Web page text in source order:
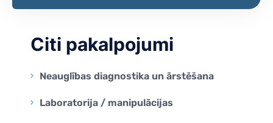
Citi pakalpojumi
Neauglības diagnostika un ārstēšana
Laboratorija / manipulācijas